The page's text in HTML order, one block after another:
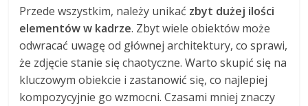
Przede wszystkim, należy unikać zbyt dużej ilości
elementów w kadrze. Zbyt wiele obiektów może
odwracać uwagę od głównej architektury, co sprawi,
że zdjęcie stanie się chaotyczne. Warto skupić się na
kluczowym obiekcie i zastanowić się, co najlepiej
kompozycyjnie go wzmocni. Czasami mniej znaczy